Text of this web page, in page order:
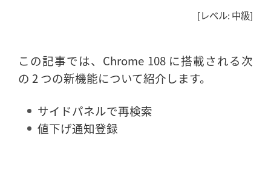
[レベル: 中級]
この記事では、Chrome 108 に搭載される次
の 2 つの新機能について紹介します。
サイドパネルで再検索
値下げ通知登録